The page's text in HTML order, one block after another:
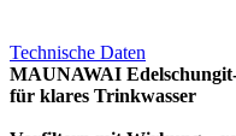
Technische Daten
MAUNAWAI
für klares Trinkwasser